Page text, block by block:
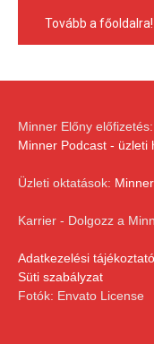
Tovább a főoldalra!
Minner Előny előfizetés:
Minner Podcast - üzleti
Üzleti oktatások:
Karrier - Dolgozz a
Adatkezelési tájékoztató
Süti szabályzat
Fotók: Envato License